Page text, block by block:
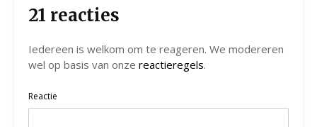
21 reacties
Iedereen is welkom om te reageren. We modereren
wel op basis van onze reactieregels.
Reactie